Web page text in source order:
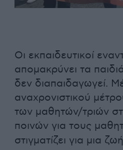
Οι εκπαιδευτικοί
απομακρύνει τα
δεν διαπαιδαγωγεί.
αναχρονιστικού
των μαθητών/τριών
ποινών για τους
στιγματίζει για μια